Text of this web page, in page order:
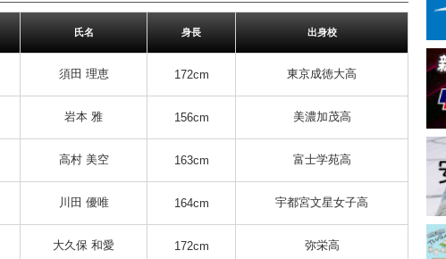
氏名 身長 出身校
須田 理恵 172cm 東京成徳大高
岩本 雅 156cm 美濃加茂高
高村 美空 163cm 富士学苑高
川田 優唯 164cm 宇都宮文星女子高
大久保 和愛 172cm 弥栄高